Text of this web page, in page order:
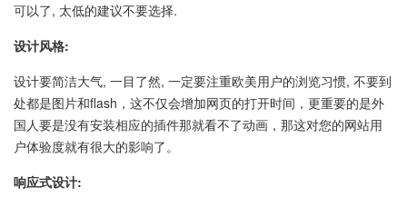
可以了, 太低的建议不要选择.
设计风格:
设计要简洁大气, 一目了然, 一定要注重欧美用户的浏览习惯, 不要到
处都是图片和flash，这不仅会增加网页的打开时间，更重要的是外
国人要是没有安装相应的插件那就看不了动画，那这对您的网站用
户体验度就有很大的影响了。
响应式设计: